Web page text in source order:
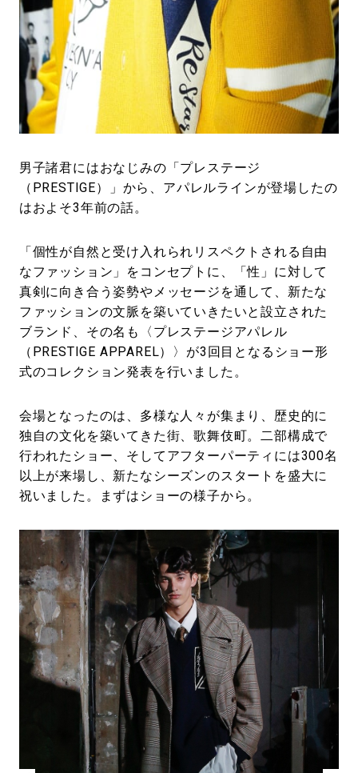
男子諸君にはおなじみの「プレステージ
（PRESTIGE）」から、アパレルラインが登場したの
はおよそ3年前の話。
「個性が自然と受け入れられリスペクトされる自由
なファッション」をコンセプトに、「性」に対して
真剣に向き合う姿勢やメッセージを通して、新たな
ファッションの文脈を築いていきたいと設立された
ブランド、その名も〈プレステージアパレル
（PRESTIGE APPAREL）〉が3回目となるショー形
式のコレクション発表を行いました。
会場となったのは、多様な人々が集まり、歴史的に
独自の文化を築いてきた街、歌舞伎町。二部構成で
行われたショー、そしてアフターパーティには300名
以上が来場し、新たなシーズンのスタートを盛大に
祝いました。まずはショーの様子から。